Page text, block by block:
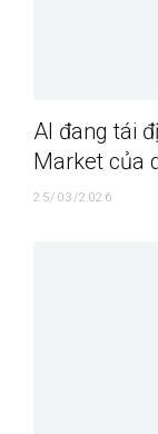
AI đang tái
Market của
25/03/2026